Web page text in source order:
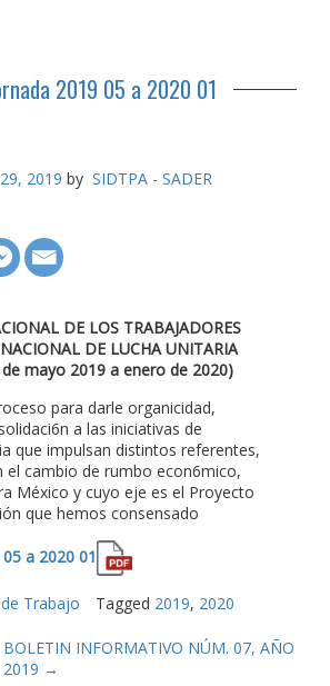
2019 05 a 2020 01
2019 by SIDTPA - SADER
DE LOS TRABAJADORES
DE LUCHA UNITARIA
mayo 2019 a enero de 2020)
para darle organicidad,
a las iniciativas de
que impulsan distintos referentes,
el cambio de rumbo econ6mico,
México y cuyo eje es el Proyecto
que hemos consensado
a 2020 01
Trabajo Tagged 2019, 2020
BOLETIN INFORMATIVO NÚM. 07, AÑO
2019 →